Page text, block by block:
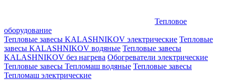
Тепловое
оборудование
Тепловые завесы KALASHNIKOV электрические Тепловые
завесы KALASHNIKOV водяные Тепловые завесы
KALASHNIKOV без нагрева Обогреватели электрические
Тепловые завесы Тепломаш водяные Тепловые завесы
Тепломаш электрические